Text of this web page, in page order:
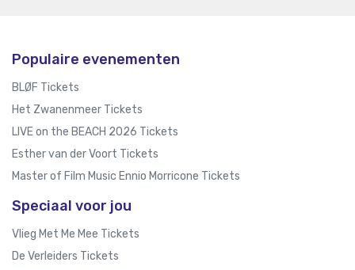
Populaire evenementen
BLØF Tickets
Het Zwanenmeer Tickets
LIVE on the BEACH 2026 Tickets
Esther van der Voort Tickets
Master of Film Music Ennio Morricone Tickets
Speciaal voor jou
Vlieg Met Me Mee Tickets
De Verleiders Tickets